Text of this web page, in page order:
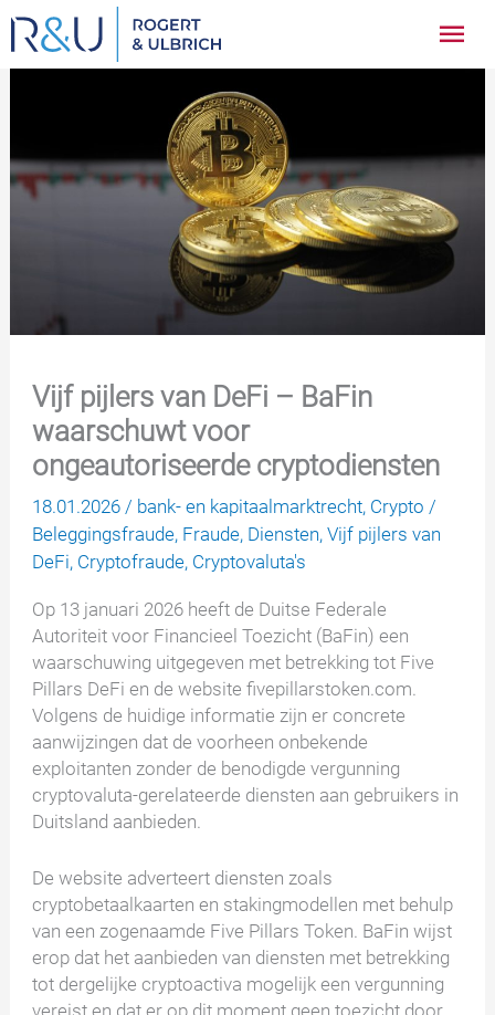
Ga
naar
inhoud
Vijf pijlers van DeFi – BaFin
waarschuwt voor
ongeautoriseerde cryptodiensten
18.01.2026/ bank- en kapitaalmarktrecht, Crypto /
Beleggingsfraude, Fraude, Diensten,Vijf pijlers van
DeFi, Cryptofraude, Cryptovaluta's
Op 13 januari 2026 heeft de Duitse Federale
Autoriteit voor Financieel Toezicht (BaFin) een
waarschuwing uitgegeven met betrekking tot Five
Pillars DeFi en de website fivepillarstoken.com.
Volgens de huidige informatie zijn er concrete
aanwijzingen dat de voorheen onbekende
exploitanten zonder de benodigde vergunning
cryptovaluta-gerelateerde diensten aan gebruikers in
Duitsland aanbieden.
De website adverteert diensten zoals
cryptobetaalkaarten en stakingmodellen met behulp
van een zogenaamde Five Pillars Token. BaFin wijst
erop dat het aanbieden van diensten met betrekking
tot dergelijke cryptoactiva mogelijk een vergunning